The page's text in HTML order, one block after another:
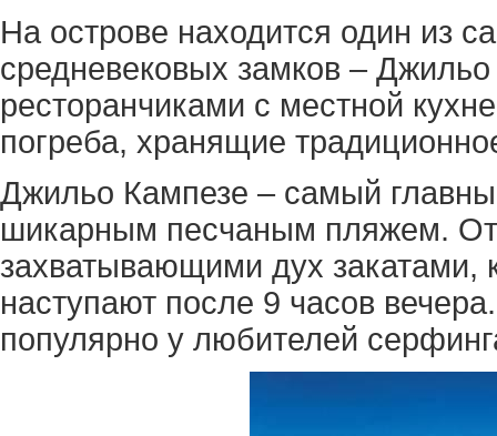
На острове находится один из
средневековых замков –
ресторанчиками с местной
погреба, хранящие
Джильо Кампезе – самый
шикарным песчаным пляжем.
захватывающими дух закатами,
наступают после 9 часов
популярно у любителей